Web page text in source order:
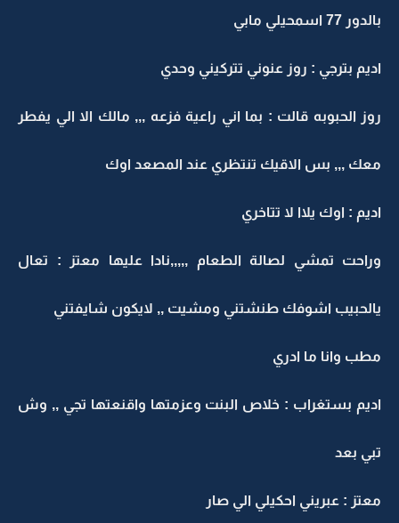
بالدور 77 اسمحيلي مابي
اديم بترجي : روز عنوني تتركيني وحدي
روز الحبوبه قالت : بما اني راعية فزعه ,,, مالك الا الي يفطر
معك ,,, بس الاقيك تنتظري عند المصعد اوك
اديم : اوك يلاا لا تتاخري
وراحت تمشي لصالة الطعام ,,,,,نادا عليها معتز : تعال
يالحبيب اشوفك طنشتني ومشيت ,, لايكون شايفتني
مطب وانا ما ادري
اديم بستغراب : خلاص البنت وعزمتها واقنعتها تجي ,, وش
تبي بعد
معتز : عبريني احكيلي الي صار